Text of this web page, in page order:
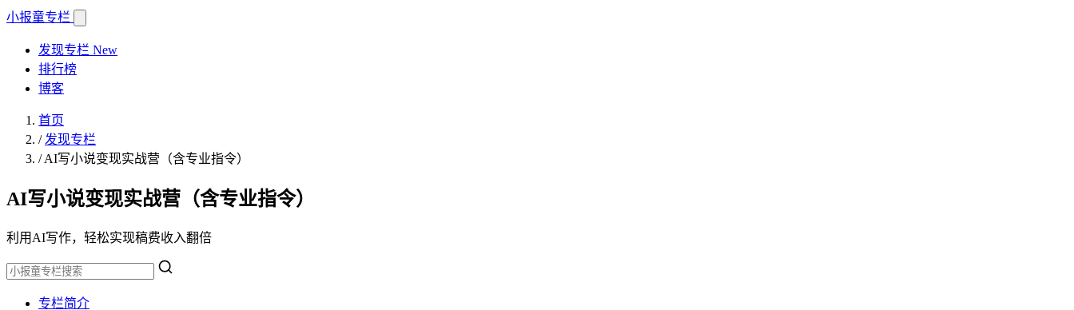
小报童专栏
发现专栏 New
排行榜
博客
首页
/ 发现专栏
/AI写小说变现实战营（含专业指令）
AI写小说变现实战营（含专业指令）
利用AI写作，轻松实现稿费收入翻倍
专栏简介